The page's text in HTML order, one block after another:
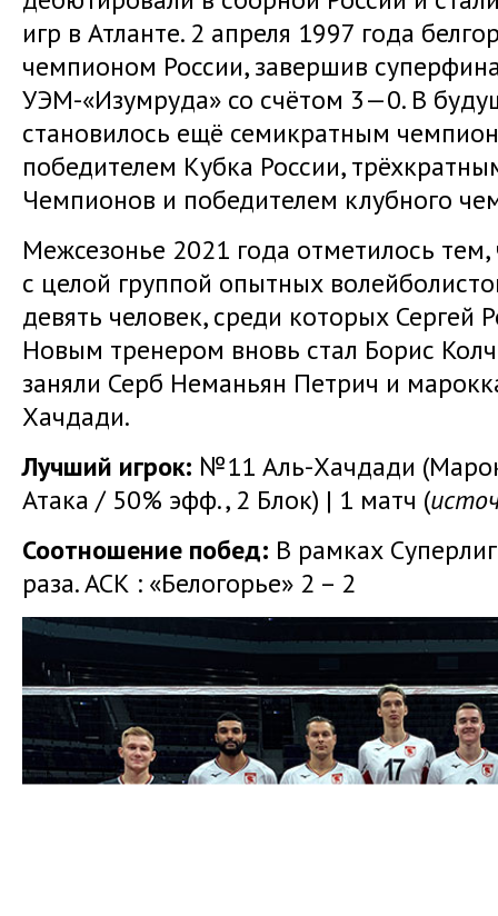
игр в Атланте. 2 апреля 1997 года
чемпионом России, завершив
УЭМ-«Изумруда» со счётом 3—0. В
становилось ещё семикратным
победителем Кубка России,
Чемпионов и победителем клубного
Межсезонье 2021 года отметилось тем,
с целой группой опытных
девять человек, среди которых
Новым тренером вновь стал Борис
заняли Серб Неманьян Петрич и
Хачдади.
Лучший игрок: №11 Аль-Хачдади
Атака / 50% эфф., 2 Блок) | 1 матч (
Соотношение побед: В рамках
раза. АСК : «Белогорье» 2 – 2